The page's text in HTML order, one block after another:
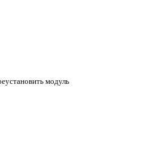
модуль